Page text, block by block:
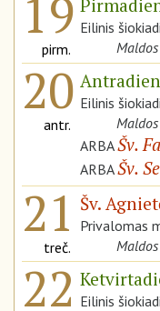
19
pirm.
Eilinis
20
antr.
Eilinis
ARBAŠv.
ARBAŠv.
21
treč.
Šv.
Privalomas
22 Eilinis